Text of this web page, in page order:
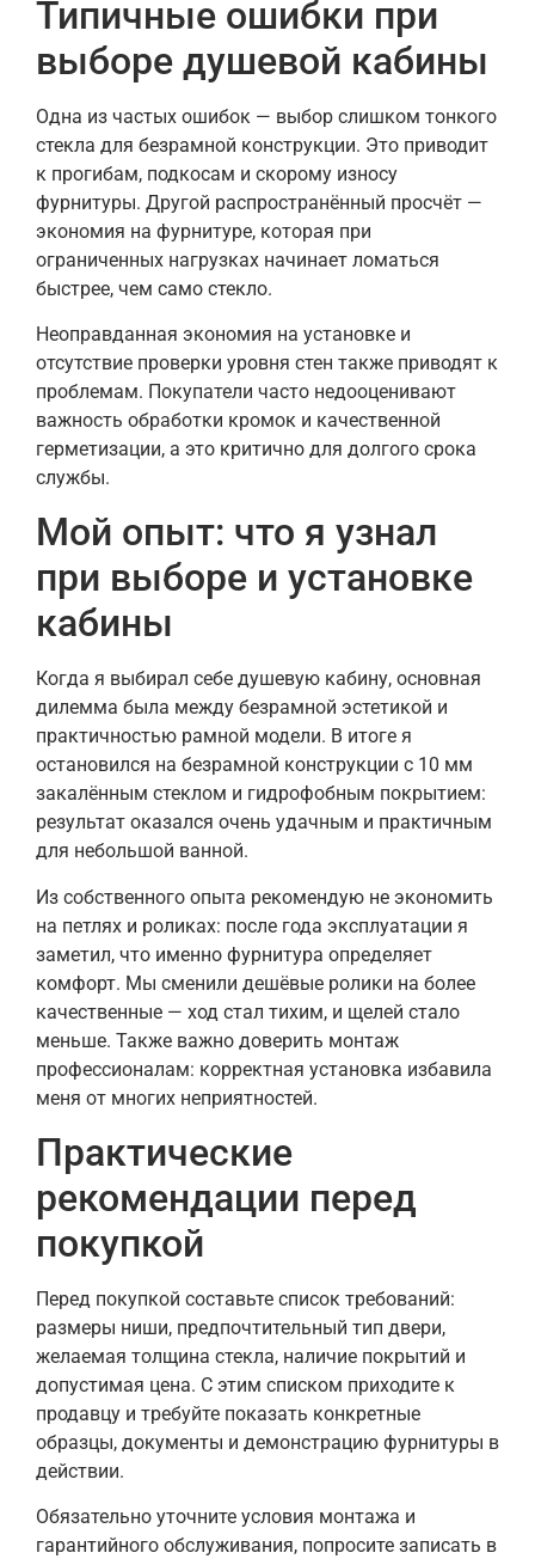
Типичные ошибки при
выборе душевой кабины
Одна из частых ошибок — выбор слишком тонкого
стекла для безрамной конструкции. Это приводит
к прогибам, подкосам и скорому износу
фурнитуры. Другой распространённый просчёт —
экономия на фурнитуре, которая при
ограниченных нагрузках начинает ломаться
быстрее, чем само стекло.
Неоправданная экономия на установке и
отсутствие проверки уровня стен также приводят к
проблемам. Покупатели часто недооценивают
важность обработки кромок и качественной
герметизации, а это критично для долгого срока
службы.
Мой опыт: что я узнал
при выборе и установке
кабины
Когда я выбирал себе душевую кабину, основная
дилемма была между безрамной эстетикой и
практичностью рамной модели. В итоге я
остановился на безрамной конструкции с 10 мм
закалённым стеклом и гидрофобным покрытием:
результат оказался очень удачным и практичным
для небольшой ванной.
Из собственного опыта рекомендую не экономить
на петлях и роликах: после года эксплуатации я
заметил, что именно фурнитура определяет
комфорт. Мы сменили дешёвые ролики на более
качественные — ход стал тихим, и щелей стало
меньше. Также важно доверить монтаж
профессионалам: корректная установка избавила
меня от многих неприятностей.
Практические
рекомендации перед
покупкой
Перед покупкой составьте список требований:
размеры ниши, предпочтительный тип двери,
желаемая толщина стекла, наличие покрытий и
допустимая цена. С этим списком приходите к
продавцу и требуйте показать конкретные
образцы, документы и демонстрацию фурнитуры в
действии.
Обязательно уточните условия монтажа и
гарантийного обслуживания, попросите записать в